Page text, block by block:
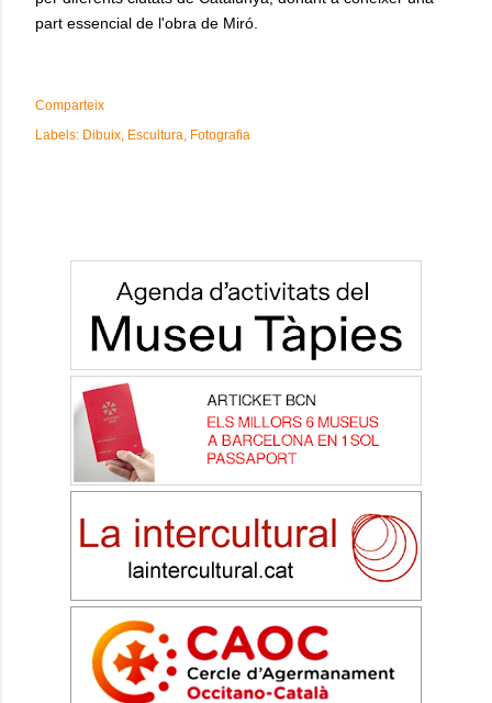
part essencial de l'obra de Miró.
Comparteix
Labels: Dibuix Escultura Fotografia